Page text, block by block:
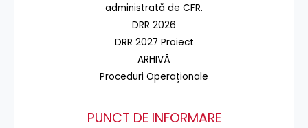
administrată de CFR.
DRR 2026
DRR 2027 Proiect
ARHIVĂ
Proceduri Operaționale
PUNCT DE INFORMARE